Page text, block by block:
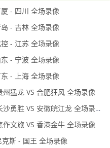
- 四川 全场录像
- 吉林 全场录像
- 江苏 全场录像
- 宁波 全场录像
- 上海 全场录像
猛龙 VS 合肥狂风 全场录像
2026年01月15日 NBL常规赛 长沙勇胜 VS 安徽皖江龙 全场录像
文旅 VS 香港金牛 全场录像
斯 - 国王 全场录像